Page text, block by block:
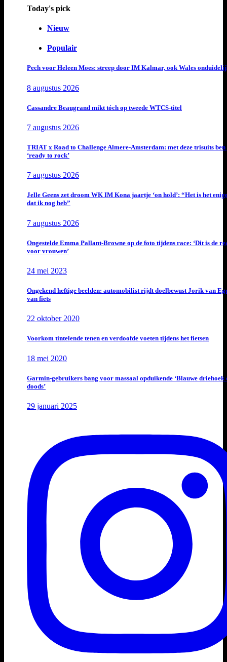
Today's pick
Nieuw
Populair
Pech voor Heleen Moes: streep door IM Kalmar, ook Wales
8 augustus 2026
Cassandre Beaugrand mikt tóch op tweede WTCS-titel
7 augustus 2026
TRIAT x Road to Challenge Almere-Amsterdam: met deze trisuits ben
‘ready to rock’
7 augustus 2026
Jelle Geens zet droom WK IM Kona jaartje ‘on hold’: “Het is het
dat ik nog heb”
7 augustus 2026
Ongestelde Emma Pallant-Browne op de foto tijdens race: ‘Dit is de
voor vrouwen’
24 mei 2023
Ongekend heftige beelden: automobilist rijdt doelbewust Jorik van
van fiets
22 oktober 2020
Voorkom tintelende tenen en verdoofde voeten tijdens het fietsen
18 mei 2020
Garmin-gebruikers bang voor massaal opduikende ‘Blauwe driehoek
doods’
29 januari 2025